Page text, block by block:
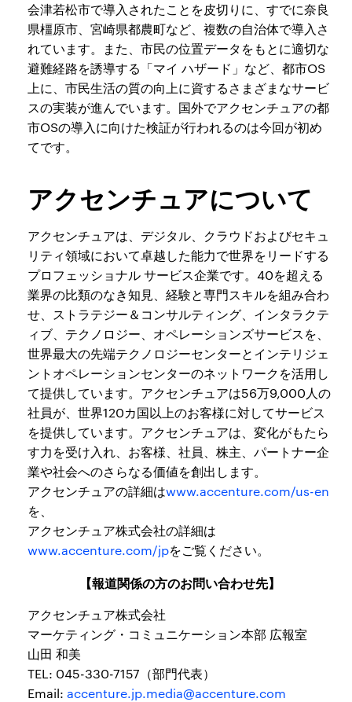
会津若松市で導入されたことを皮切りに、すでに奈良
県橿原市、宮崎県都農町など、複数の自治体で導入さ
れています。また、市民の位置データをもとに適切な
避難経路を誘導する「マイ ハザード」など、都市OS
上に、市民生活の質の向上に資するさまざまなサービ
スの実装が進んでいます。国外でアクセンチュアの都
市OSの導入に向けた検証が行われるのは今回が初め
てです。
アクセンチュアについて
アクセンチュアは、デジタル、クラウドおよびセキュ
リティ領域において卓越した能力で世界をリードする
プロフェッショナル サービス企業です。40を超える
業界の比類のなき知見、経験と専門スキルを組み合わ
せ、ストラテジー＆コンサルティング、インタラクテ
ィブ、テクノロジー、オペレーションズサービスを、
世界最大の先端テクノロジーセンターとインテリジェ
ントオペレーションセンターのネットワークを活用し
て提供しています。アクセンチュアは56万9,000人の
社員が、世界120カ国以上のお客様に対してサービス
を提供しています。アクセンチュアは、変化がもたら
す力を受け入れ、お客様、社員、株主、パートナー企
業や社会へのさらなる価値を創出します。
アクセンチュアの詳細はwww.accenture.com/us-en
を、
アクセンチュア株式会社の詳細は
www.accenture.com/jpをご覧ください。
【報道関係の方のお問い合わせ先】
アクセンチュア株式会社
マーケティング・コミュニケーション本部 広報室
山田 和美
TEL: 045-330-7157（部門代表）
Email: accenture.jp.media@accenture.com